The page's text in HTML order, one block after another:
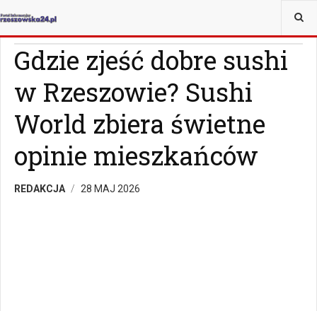
JESTEŚ TUTAJ:
Gdzie zjeść dobre sushi
w Rzeszowie? Sushi
World zbiera świetne
opinie mieszkańców
REDAKCJA 28 MAJ 2026